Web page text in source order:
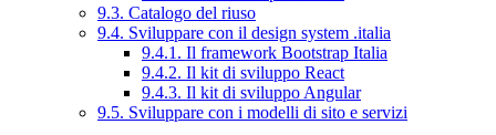
9.3. Catalogo del riuso
9.4. Sviluppare con il design system .italia
9.4.1. Il framework Bootstrap Italia
9.4.2. Il kit di sviluppo React
9.4.3. Il kit di sviluppo Angular
9.5. Sviluppare con i modelli di sito e servizi